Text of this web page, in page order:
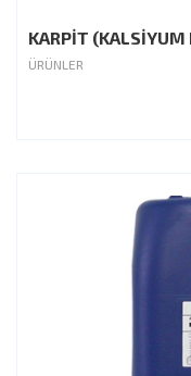
KARPİT (KALSİYUM
ÜRÜNLER